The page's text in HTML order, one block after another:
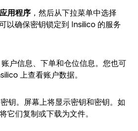
用程序 ，然后从下拉菜单中选择
以确保密钥锁定到 Insilico 的服务
户信息、下单和仓位信息。您也可
上查看账户数据。
钥。屏幕上将显示密钥和密钥。如
它们复制或下载为文件。